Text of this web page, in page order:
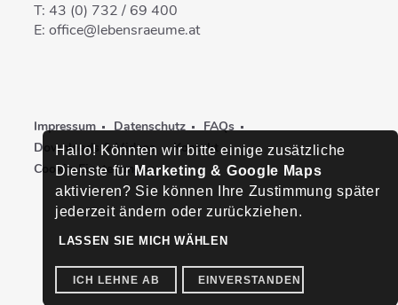
T:43 (0) 732 / 69 400
E:office@lebensraeume.at
Impressum Datenschutz
FAQs
Downloads & Videos
Kontakt
Cookie-Einstellungen
Hallo! Könnten wir bitte einige zusätzliche
Dienste für Marketing & Google Maps
aktivieren? Sie können Ihre Zustimmung später
jederzeit ändern oder zurückziehen.
LASSEN SIE MICH WÄHLEN
ICH LEHNE AB EINVERSTANDEN